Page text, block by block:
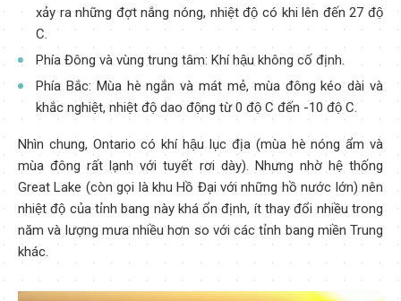
xảy ra những đợt nắng nóng, nhiệt độ có khi lên đến 27 độ
C.
Phía Đông và vùng trung tâm: Khí hậu không cố định.
Phía Bắc: Mùa hè ngắn và mát mẻ, mùa đông kéo dài và
khắc nghiệt, nhiệt độ dao động từ 0 độ C đến -10 độ C.
Nhìn chung, Ontario có khí hậu lục địa (mùa hè nóng ẩm và
mùa đông rất lạnh với tuyết rơi dày). Nhưng nhờ hệ thống
Great Lake (còn gọi là khu Hồ Đại với những hồ nước lớn) nên
nhiệt độ của tỉnh bang này khá ổn định, ít thay đổi nhiều trong
năm và lượng mưa nhiều hơn so với các tỉnh bang miền Trung
khác.